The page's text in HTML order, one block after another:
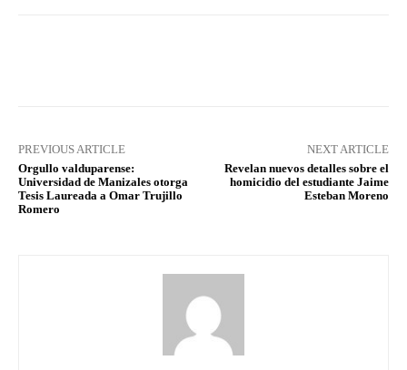
PREVIOUS ARTICLE
Orgullo valduparense:
Universidad de Manizales otorga
Tesis Laureada a Omar Trujillo
Romero
NEXT ARTICLE
Revelan nuevos detalles sobre el
homicidio del estudiante Jaime
Esteban Moreno